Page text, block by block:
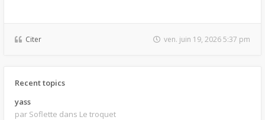
Citer ven. juin 19, 2026 5:37 pm
Recent topics
yass
par Soflette dans Le troquet